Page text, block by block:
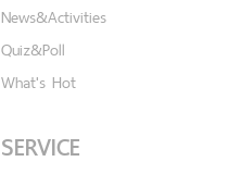
News&Activities
Quiz&Poll
What's Hot
SERVICE